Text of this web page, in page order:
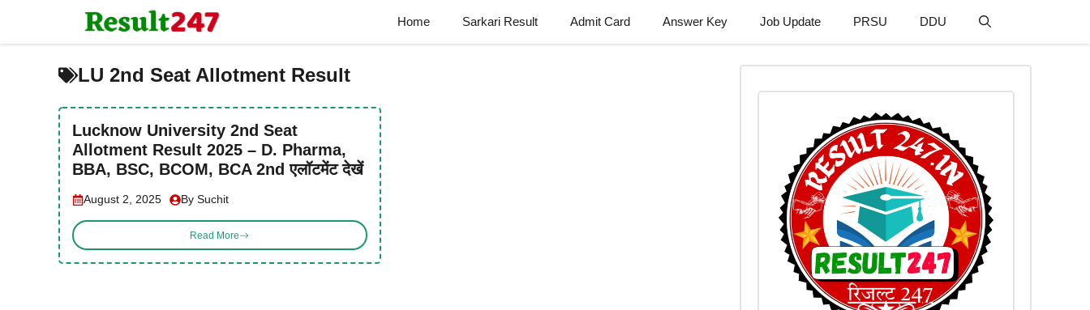
Home Sarkari Result Admit Card Answer Key Job Update PRSU DDU
LU 2nd Seat Allotment Result
Lucknow University 2nd Seat
Allotment Result 2025 – D. Pharma,
BBA, BSC, BCOM, BCA 2nd एलॉटमेंट देखें
August 2, 2025 By Suchit
Read More